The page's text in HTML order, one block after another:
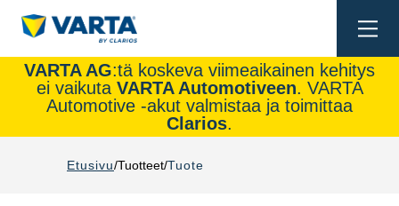
VARTA AG:tä koskeva viimeaikainen kehitys
ei vaikuta VARTA Automotiveen. VARTA
Automotive -akut valmistaa ja toimittaa
Clarios.
Etusivu Tuotteet Tuote